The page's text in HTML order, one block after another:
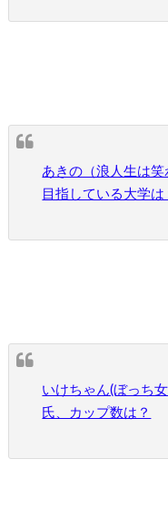
あきの（浪人生は
目指している大学は
いけちゃん(ぼっち
氏、カップ数は？